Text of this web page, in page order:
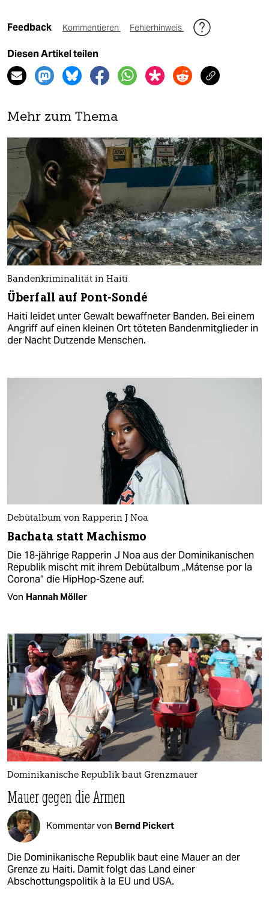
Feedback Kommentieren Fehlerhinweis
Diesen Artikel teilen
Mehr zum Thema
Bandenkriminalität in Haiti
Überfall auf Pont-Sondé
Haiti leidet unter Gewalt bewaffneter Banden. Bei einem
Angriff auf einen kleinen Ort töteten Bandenmitglieder in
der Nacht Dutzende Menschen.
Debütalbum von Rapperin J Noa
Bachata statt Machismo
Die 18-jährige Rapperin J Noa aus der Dominikanischen
Republik mischt mit ihrem Debütalbum „Mátense por la
Corona“ die HipHop-Szene auf.
Von Hannah Möller
Dominikanische Republik baut Grenzmauer
Mauer gegen die Armen
Kommentar von Bernd Pickert
Die Dominikanische Republik baut eine Mauer an der
Grenze zu Haiti. Damit folgt das Land einer
Abschottungspolitik à la EU und USA.